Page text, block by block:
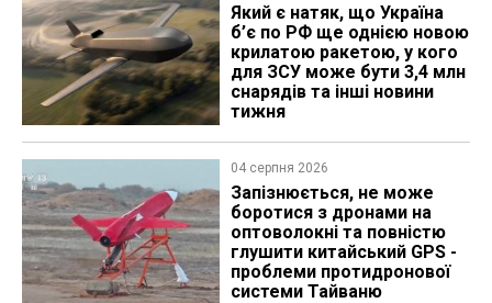
Який є натяк, що Україна
б’є по РФ ще однією новою
крилатою ракетою, у кого
для ЗСУ може бути 3,4 млн
снарядів та інші новини
тижня
04 серпня 2026
Запізнюється, не може
боротися з дронами на
оптоволокні та повністю
глушити китайський GPS -
проблеми протидронової
системи Тайваню